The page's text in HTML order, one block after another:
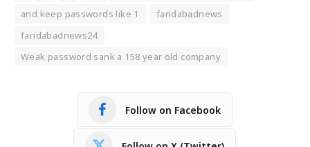
and keep passwords like 1
faridabadnews
faridabadnews24
Weak password sank a 158 year old company
Follow on Facebook